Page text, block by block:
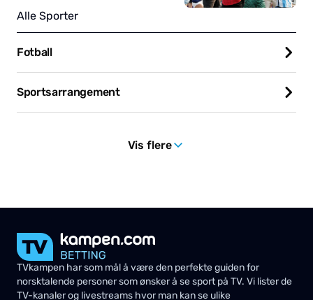
Alle Sporter
Fotball
Sportsarrangement
Vis flere
TVkampen har som mål å være den perfekte guiden for
norsktalende personer som ønsker å se sport på TV. Vi lister de
TV-kanaler og livestreams hvor man kan se ulike